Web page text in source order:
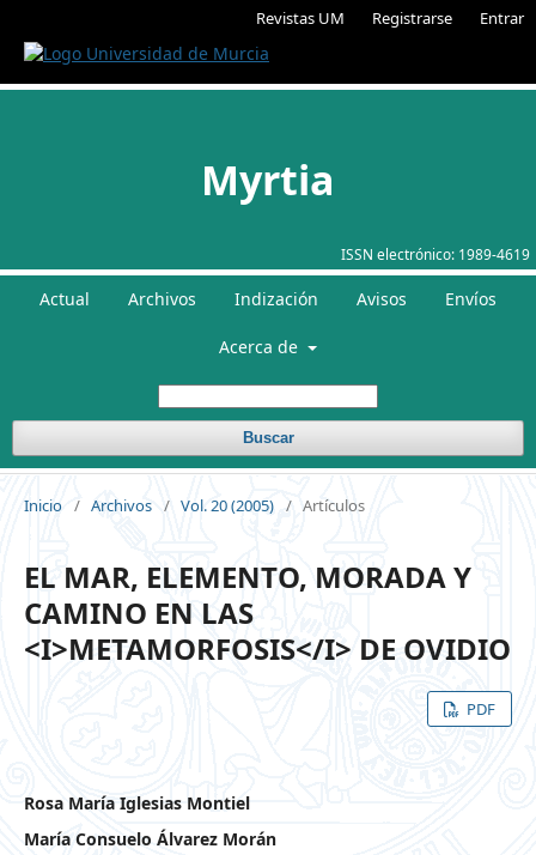
Revistas UM Registrarse Entrar
ISSN electrónico: 1989-4619
Myrtia
Actual Archivos Indización Avisos Envíos
Acerca de
Buscar
Inicio / Archivos / Vol. 20 (2005) / Artículos
EL MAR, ELEMENTO, MORADA Y
CAMINO EN LAS
<I>METAMORFOSIS</I> DE OVIDIO
PDF
Rosa María Iglesias Montiel
María Consuelo Álvarez Morán